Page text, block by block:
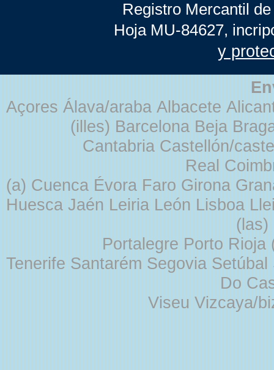
Registro Mercantil
Hoja MU-84627,
y
Açores Álava/araba Albacete
(illes) Barcelona Beja
Cantabria Castellón/
Real
(a) Cuenca Évora Faro Girona
Huesca Jaén Leiria León Lisboa
Portalegre Porto
Tenerife Santarém Segovia
Do
Viseu Vizcaya/